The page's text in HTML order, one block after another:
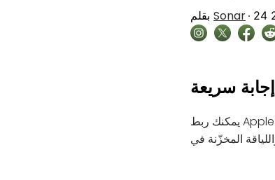
بقلم Sonar
إجابة سريعة
يمكنك ربط Apple Health بـ Claude باستخدام iPhone عبر تطبيق Claude على iOS، ما يتيح لـ Claude تحليل بيانات